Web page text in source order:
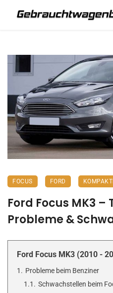
FOCUS FORD
Ford Focus MK3 –
Probleme &
Ford Focus MK3 (2010 -
1. Probleme beim Benziner
1.1. Schwachstellen beim